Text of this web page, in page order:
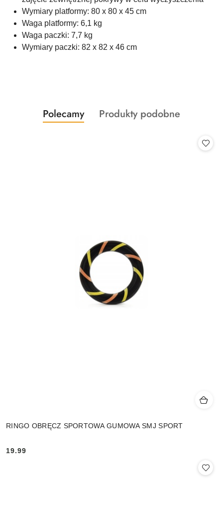
Wymiary platformy: 80 x 80 x 45 cm
Waga platformy: 6,1 kg
Waga paczki: 7,7 kg
Wymiary paczki: 82 x 82 x 46 cm
Pomiń karuzelę produktów
Produkty
o
Polecamy
Produkty
Produkty podobne
RINGO OBRĘCZ SPORTOWA GUMOWA SMJ SPORT
Cena:
19.99